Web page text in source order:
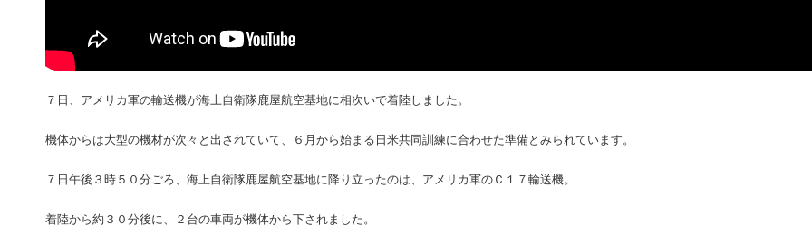
７日、アメリカ軍の輸送機が海上自衛隊鹿屋航空基地に相次いで着陸しました。
機体からは大型の機材が次々と出されていて、６月から始まる日米共同訓練に合わせた準備とみられています。
７日午後３時５０分ごろ、海上自衛隊鹿屋航空基地に降り立ったのは、アメリカ軍のＣ１７輸送機。
着陸から約３０分後に、２台の車両が機体から下されました。